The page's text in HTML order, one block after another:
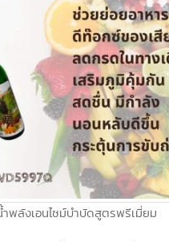
ำพลังเอนไซม์บำบัดสูตรพรีเมี่ยม